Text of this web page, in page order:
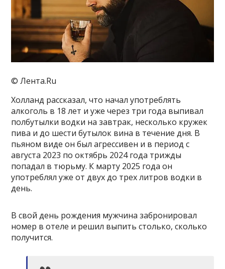
© Лента.Ru
Холланд рассказал, что начал употреблять
алкоголь в 18 лет и уже через три года выпивал
полбутылки водки на завтрак, несколько кружек
пива и до шести бутылок вина в течение дня. В
пьяном виде он был агрессивен и в период с
августа 2023 по октябрь 2024 года трижды
попадал в тюрьму. К марту 2025 года он
употреблял уже от двух до трех литров водки в
день.
В свой день рождения мужчина забронировал
номер в отеле и решил выпить столько, сколько
получится.